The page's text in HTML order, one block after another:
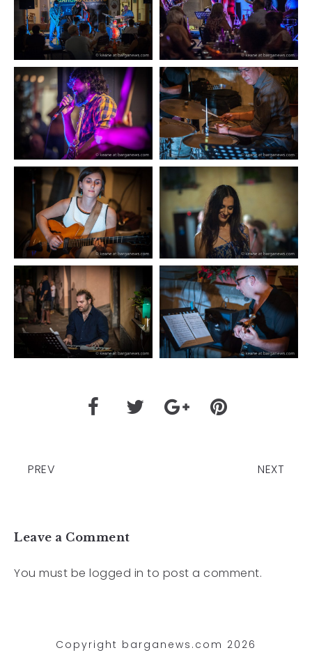
PREV NEXT
Leave a Comment
You must be logged in to post a comment.
Copyright barganews.com 2026